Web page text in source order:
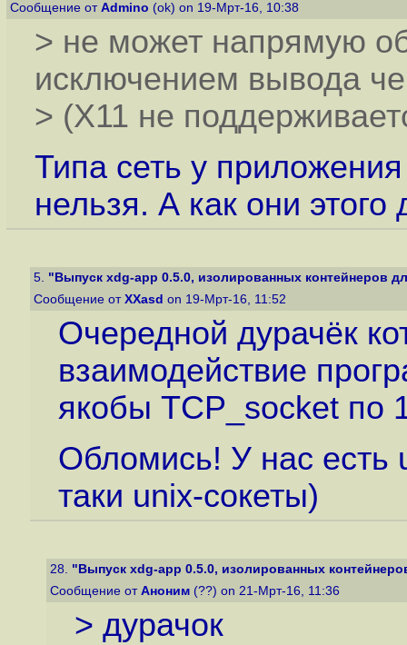
Сообщение от Admino (ok) on 19-Мрт-16, 10:38
> не может напрямую
исключением вывода
> (X11 не
Типа сеть у
нельзя. А как они этого
5. "Выпуск xdg-app 0.5.0, изолированных контейнеров
Сообщение от XXasd on 19-Мрт-16, 11:52
Очередной дурачёк
взаимодействие
якобы TCP_socket по
Обломись! У нас есть
таки unix-сокеты)
28. "Выпуск xdg-app 0.5.0, изолированных
Сообщение от Аноним (??) on 21-Мрт-16, 11:36
> дурачок